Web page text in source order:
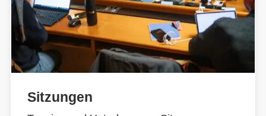
Sitzungen